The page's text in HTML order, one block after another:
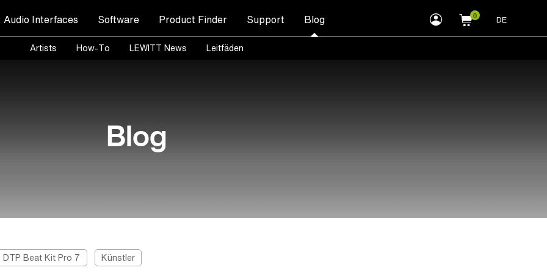
Audio Interfaces Software Product Finder Support Blog myLEWITT
Account
DE
Artists How-To LEWITT News Leitfäden
Blog
DTP Beat Kit Pro 7 Künstler